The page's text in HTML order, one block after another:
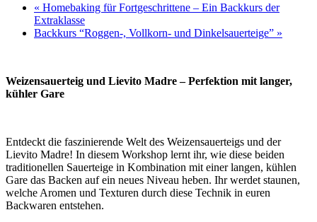
« Homebaking für Fortgeschrittene – Ein Backkurs der
Extraklasse
Backkurs “Roggen-, Vollkorn- und Dinkelsauerteige” »
Weizensauerteig und Lievito Madre – Perfektion mit langer,
kühler Gare
Entdeckt die faszinierende Welt des Weizensauerteigs und der
Lievito Madre! In diesem Workshop lernt ihr, wie diese beiden
traditionellen Sauerteige in Kombination mit einer langen, kühlen
Gare das Backen auf ein neues Niveau heben. Ihr werdet staunen,
welche Aromen und Texturen durch diese Technik in euren
Backwaren entstehen.